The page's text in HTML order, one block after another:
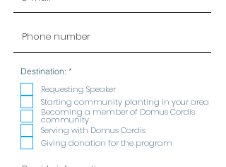
Destination: *
q
r
e
d
Requesting Speaker
Starting community planting in your area
Becoming a member of Domus Cordis
community
Serving with Domus Cordis
Giving donation for the program